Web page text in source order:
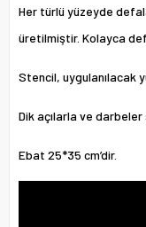
Her türlü yüzeyde
üretilmiştir. Kolayca
Stencil, uygulanılacak
Dik açılarla ve
Ebat 25*35 cm’dir.